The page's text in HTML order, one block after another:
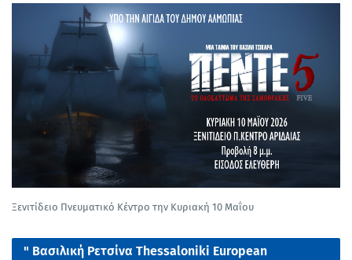
Ξενιτίδειο Πνευματικό Κέντρο την Κυριακή 10 Μαΐου
" Βασιλική Ρετσίνα Thessaloniki European